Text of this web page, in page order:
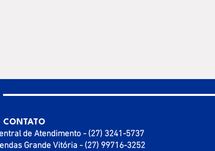
CONTATO
de Atendimento - (27) 3241-5737
Grande Vitória - (27) 99716-3252